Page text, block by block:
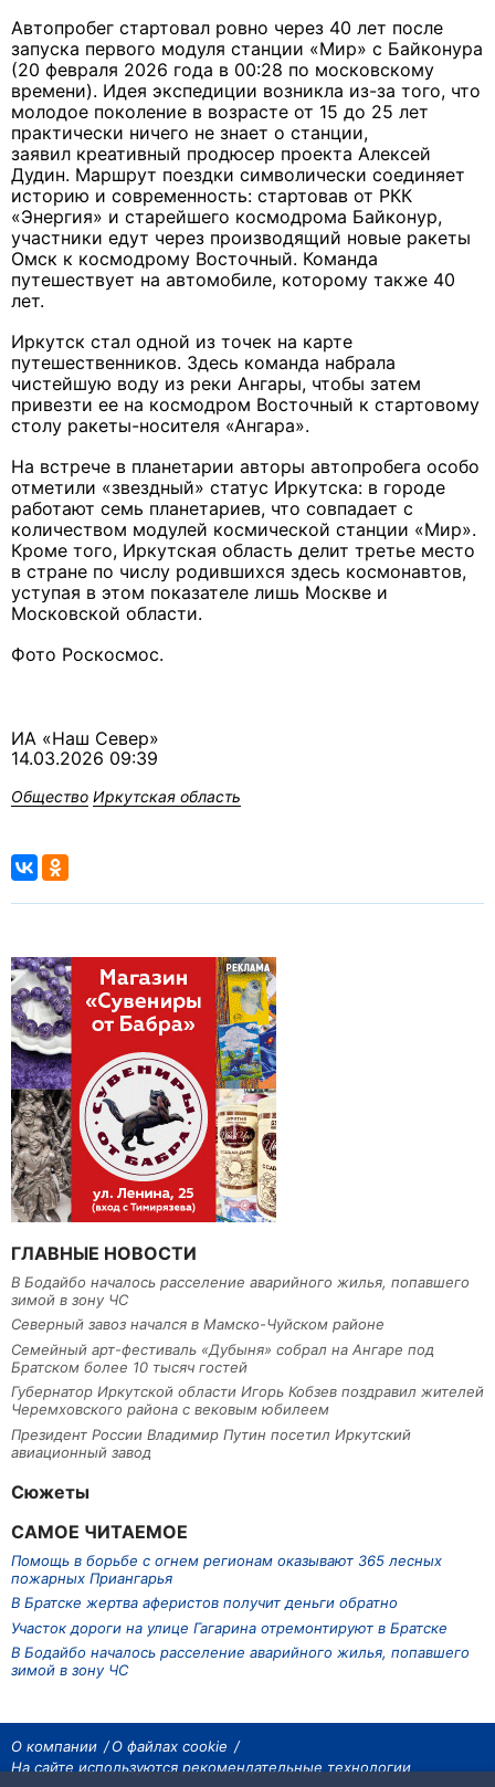
Автопробег стартовал ровно через 40 лет после
запуска первого модуля станции «Мир» с Байконура
(20 февраля 2026 года в 00:28 по московскому
времени). Идея экспедиции возникла из-за того, что
молодое поколение в возрасте от 15 до 25 лет
практически ничего не знает о станции,
заявил креативный продюсер проекта Алексей
Дудин. Маршрут поездки символически соединяет
историю и современность: стартовав от РКК
«Энергия» и старейшего космодрома Байконур,
участники едут через производящий новые ракеты
Омск к космодрому Восточный. Команда
путешествует на автомобиле, которому также 40
лет.
Иркутск стал одной из точек на карте
путешественников. Здесь команда набрала
чистейшую воду из реки Ангары, чтобы затем
привезти ее на космодром Восточный к стартовому
столу ракеты-носителя «Ангара».
На встрече в планетарии авторы автопробега особо
отметили «звездный» статус Иркутска: в городе
работают семь планетариев, что совпадает с
количеством модулей космической станции «Мир».
Кроме того, Иркутская область делит третье место
в стране по числу родившихся здесь космонавтов,
уступая в этом показателе лишь Москве и
Московской области.
Фото Роскосмос.
ИА «Наш Север»
14.03.2026 09:39
Общество Иркутская область
ГЛАВНЫЕ НОВОСТИ
В Бодайбо началось расселение аварийного жилья, попавшего
зимой в зону ЧС
Северный завоз начался в Мамско-Чуйском районе
Семейный арт-фестиваль «Дубыня» собрал на Ангаре под
Братском более 10 тысяч гостей
Губернатор Иркутской области Игорь Кобзев поздравил жителей
Черемховского района с вековым юбилеем
Президент России Владимир Путин посетил Иркутский
авиационный завод
Сюжеты
САМОЕ ЧИТАЕМОЕ
Помощь в борьбе с огнем регионам оказывают 365 лесных
пожарных Приангарья
В Братске жертва аферистов получит деньги обратно
Участок дороги на улице Гагарина отремонтируют в Братске
В Бодайбо началось расселение аварийного жилья, попавшего
зимой в зону ЧС
О компании
О файлах cookie
На сайте используются рекомендательные технологии